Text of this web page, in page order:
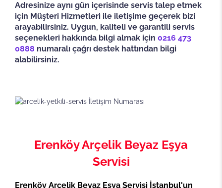
Adresinize aynı gün içerisinde servis talep etmek
için Müşteri Hizmetleri ile iletişime geçerek bizi
arayabilirsiniz. Uygun, kaliteli ve garantili servis
seçenekleri hakkında bilgi almak için 0216 473
0888 numaralı çağrı destek hattından bilgi
alabilirsiniz.
Erenköy Arçelik Beyaz Eşya
Servisi
Erenköy Arçelik Beyaz Eşya Servisi İstanbul'un